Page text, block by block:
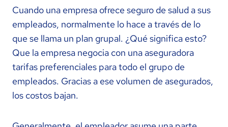
Cuando una empresa ofrece seguro de salud a sus
empleados, normalmente lo hace a través de lo
que se llama un plan grupal. ¿Qué significa esto?
Que la empresa negocia con una aseguradora
tarifas preferenciales para todo el grupo de
empleados. Gracias a ese volumen de asegurados,
los costos bajan.